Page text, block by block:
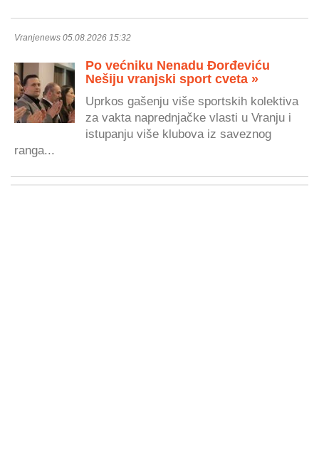
Vranjenews 05.08.2026 15:32
Po većniku Nenadu Đorđeviću
Nešiju vranjski sport cveta »
Uprkos gašenju više sportskih kolektiva
za vakta naprednjačke vlasti u Vranju i
istupanju više klubova iz saveznog
ranga...